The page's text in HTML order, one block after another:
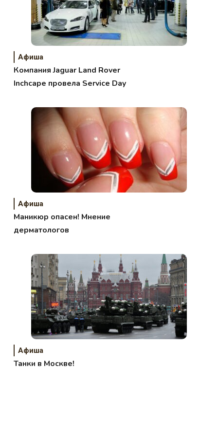
Афиша
Компания Jaguar Land Rover
Inchcape провела Service Day
Афиша
Маникюр опасен! Мнение
дерматологов
Афиша
Танки в Москве!